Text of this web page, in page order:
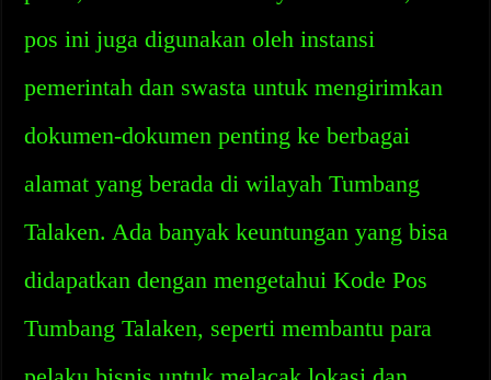
pos ini juga digunakan oleh instansi
pemerintah dan swasta untuk mengirimkan
dokumen-dokumen penting ke berbagai
alamat yang berada di wilayah Tumbang
Talaken. Ada banyak keuntungan yang bisa
didapatkan dengan mengetahui Kode Pos
Tumbang Talaken, seperti membantu para